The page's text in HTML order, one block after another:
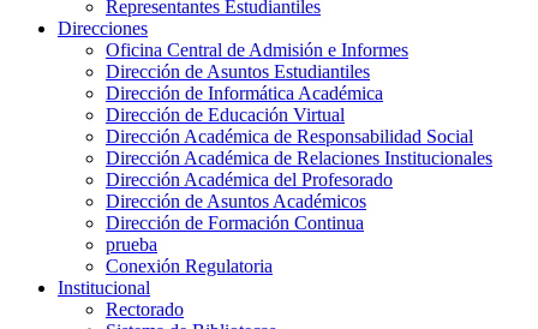
Representantes Estudiantiles
Direcciones
Oficina Central de Admisión e Informes
Dirección de Asuntos Estudiantiles
Dirección de Informática Académica
Dirección de Educación Virtual
Dirección Académica de Responsabilidad Social
Dirección Académica de Relaciones Institucionales
Dirección Académica del Profesorado
Dirección de Asuntos Académicos
Dirección de Formación Continua
prueba
Conexión Regulatoria
Institucional
Rectorado